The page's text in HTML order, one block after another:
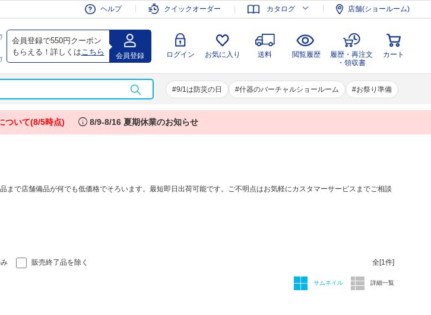
ヘルプ クイックオーダー カタログ 店舗(ショールーム)
会員登録で550円クーポン
もらえる！詳しくは こちら 会員登録 ログイン お気に入り 送料 閲覧履歴
履歴・再注文
・領収書
カート
9/1は防災の日 什器のバーチャルショールーム お祭り準備
会員登録 ログイン お気に入り 送料 閲覧履歴
履歴・再注文
・領収書
カート
ついて(8/5時点) info 8/9-8/16 夏期休業のお知らせ
まで店舗備品が何でも低価格でそろいます。最短即日出荷可能です。ご不明点はお気軽にカスタマーサービスまでご相談
販売終了品を除く 全[1件]
サムネイル 詳細一覧